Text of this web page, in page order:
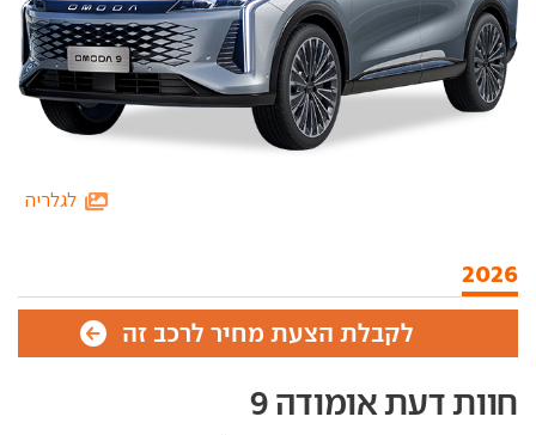
2026
לגלריה
לקבלת הצעת מחיר לרכב זה
חוות דעת אומודה 9